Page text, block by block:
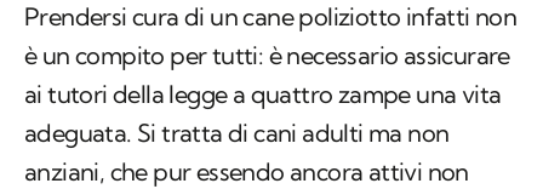
Prendersi cura di un cane poliziotto infatti non
è un compito per tutti: è necessario assicurare
ai tutori della legge a quattro zampe una vita
adeguata. Si tratta di cani adulti ma non
anziani, che pur essendo ancora attivi non